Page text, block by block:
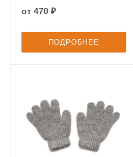
от 470 ₽
ПОДРОБНЕЕ